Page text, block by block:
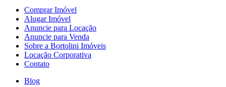
Comprar Imóvel
Alugar Imóvel
Anuncie para Locação
Anuncie para Venda
Sobre a Bortolini Imóveis
Locação Corporativa
Contato
Blog